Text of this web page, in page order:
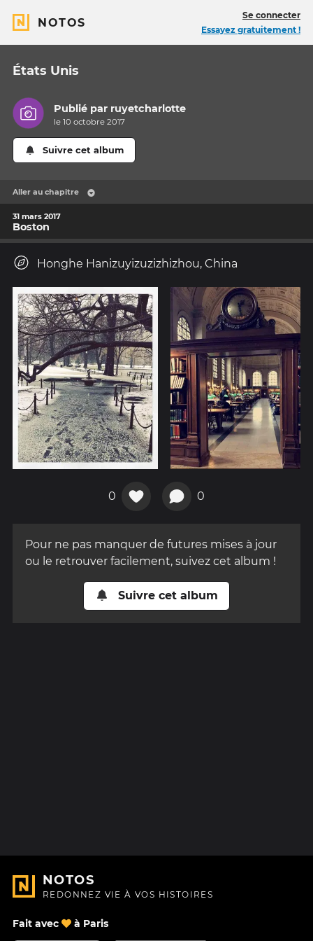
NOTOS
Se connecter
Essayez gratuitement !
États Unis
Publié par ruyetcharlotte
le 10 octobre 2017
Suivre cet album
Aller au chapitre
31 mars 2017
Boston
Honghe Hanizuyizuzizhizhou, China
0 0
Pour ne pas manquer de futures mises à jour
ou le retrouver facilement, suivez cet album !
Suivre cet album
NOTOS
REDONNEZ VIE À VOS HISTOIRES
Fait avec à Paris